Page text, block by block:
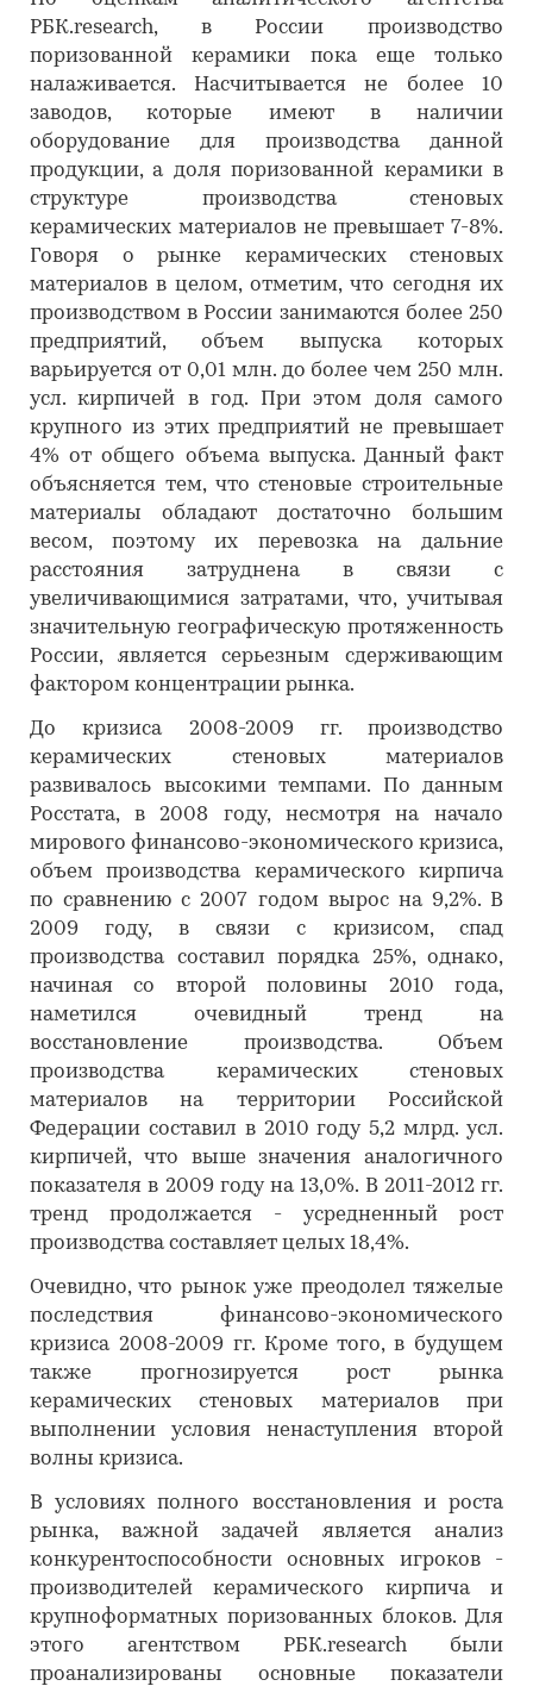
РБК.research, в России производство
поризованной керамики пока еще только
налаживается. Насчитывается не более 10
заводов, которые имеют в наличии
оборудование для производства данной
продукции, а доля поризованной керамики в
структуре производства стеновых
керамических материалов не превышает 7-8%.
Говоря о рынке керамических стеновых
материалов в целом, отметим, что сегодня их
производством в России занимаются более 250
предприятий, объем выпуска которых
варьируется от 0,01 млн. до более чем 250 млн.
усл. кирпичей в год. При этом доля самого
крупного из этих предприятий не превышает
4% от общего объема выпуска. Данный факт
объясняется тем, что стеновые строительные
материалы обладают достаточно большим
весом, поэтому их перевозка на дальние
расстояния затруднена в связи с
увеличивающимися затратами, что, учитывая
значительную географическую протяженность
России, является серьезным сдерживающим
фактором концентрации рынка.
До кризиса 2008-2009 гг. производство
керамических стеновых материалов
развивалось высокими темпами. По данным
Росстата, в 2008 году, несмотря на начало
мирового финансово-экономического кризиса,
объем производства керамического кирпича
по сравнению с 2007 годом вырос на 9,2%. В
2009 году, в связи с кризисом, спад
производства составил порядка 25%, однако,
начиная со второй половины 2010 года,
наметился очевидный тренд на
восстановление производства. Объем
производства керамических стеновых
материалов на территории Российской
Федерации составил в 2010 году 5,2 млрд. усл.
кирпичей, что выше значения аналогичного
показателя в 2009 году на 13,0%. В 2011-2012 гг.
тренд продолжается - усредненный рост
производства составляет целых 18,4%.
Очевидно, что рынок уже преодолел тяжелые
последствия финансово-экономического
кризиса 2008-2009 гг. Кроме того, в будущем
также прогнозируется рост рынка
керамических стеновых материалов при
выполнении условия ненаступления второй
волны кризиса.
В условиях полного восстановления и роста
рынка, важной задачей является анализ
конкурентоспособности основных игроков -
производителей керамического кирпича и
крупноформатных поризованных блоков. Для
этого агентством РБК.research были
проанализированы основные показатели